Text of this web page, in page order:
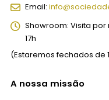
Email:
Showroom: Visita por
17h
(Estaremos fechados de
A nossa missão